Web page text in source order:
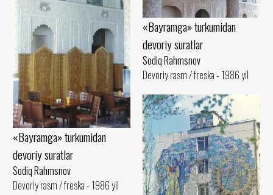
«Bayramga» turkumidan
devoriy suratlar
Sodiq Rahmsnov
Devoriy rasm / freska - 1986 yil
«Bayramga» turkumidan
devoriy suratlar
Sodiq Rahmsnov
Devoriy rasm / freska - 1986 yil